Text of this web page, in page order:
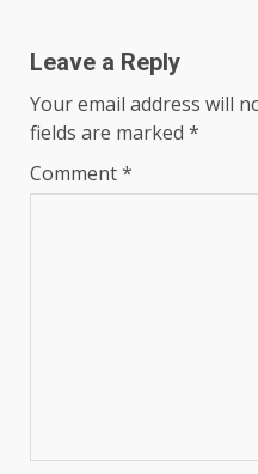
Leave a Reply
Your email address will
fields are marked *
Comment*